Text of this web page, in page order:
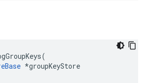
*groupKeyStore